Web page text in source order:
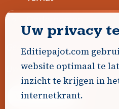
Geen advertenties
Uw advertentie hier?
Word Partner!
Uw privacy
Editiepajot.com
website optimaal te
inzicht te krijgen in
internetkrant.